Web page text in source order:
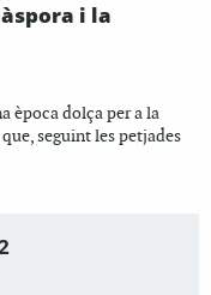
i la
època dolça per a la
seguint les petjades